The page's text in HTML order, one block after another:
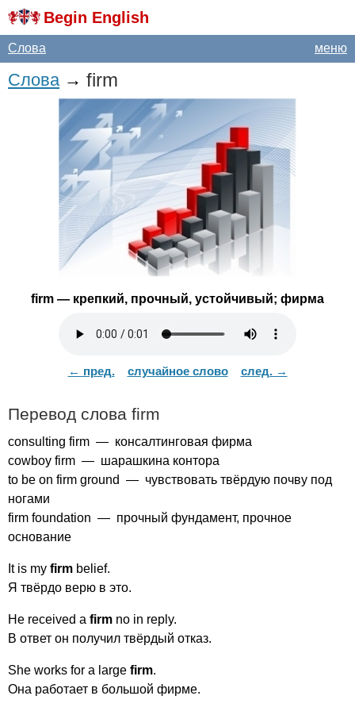
Begin English
меню
Слова
Слова→ firm
firm — крепкий, прочный, устойчивый; фирма
← пред. случайное слово след. →
Перевод слова firm
consulting firm — консалтинговая фирма
cowboy firm — шарашкина контора
to be on firm ground — чувствовать твёрдую почву под
ногами
firm foundation — прочный фундамент, прочное
основание
It is my firm belief.
Я твёрдо верю в это.
He received a firm no in reply.
В ответ он получил твёрдый отказ.
She works for a large firm.
Она работает в большой фирме.